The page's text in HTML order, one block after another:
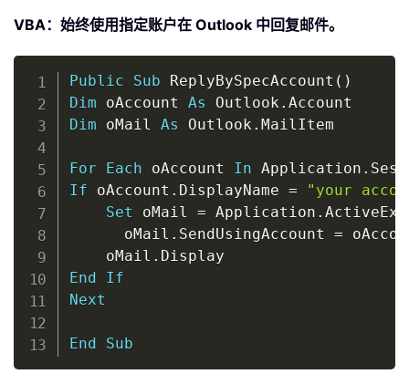
VBA：始终使用指定账户在 Outlook 中回复邮件。
Public Sub ReplyBySpecAccount ( )
Dim oAccount As Outlook .
Dim oMail As Outlook . MailItem
For Each oAccount In Application .
If oAccount . DisplayName =
"your
Set oMail = Application .
      oMail
. SendUsingAccount =
    oMail
.
End
If
Next
End Sub
Copy